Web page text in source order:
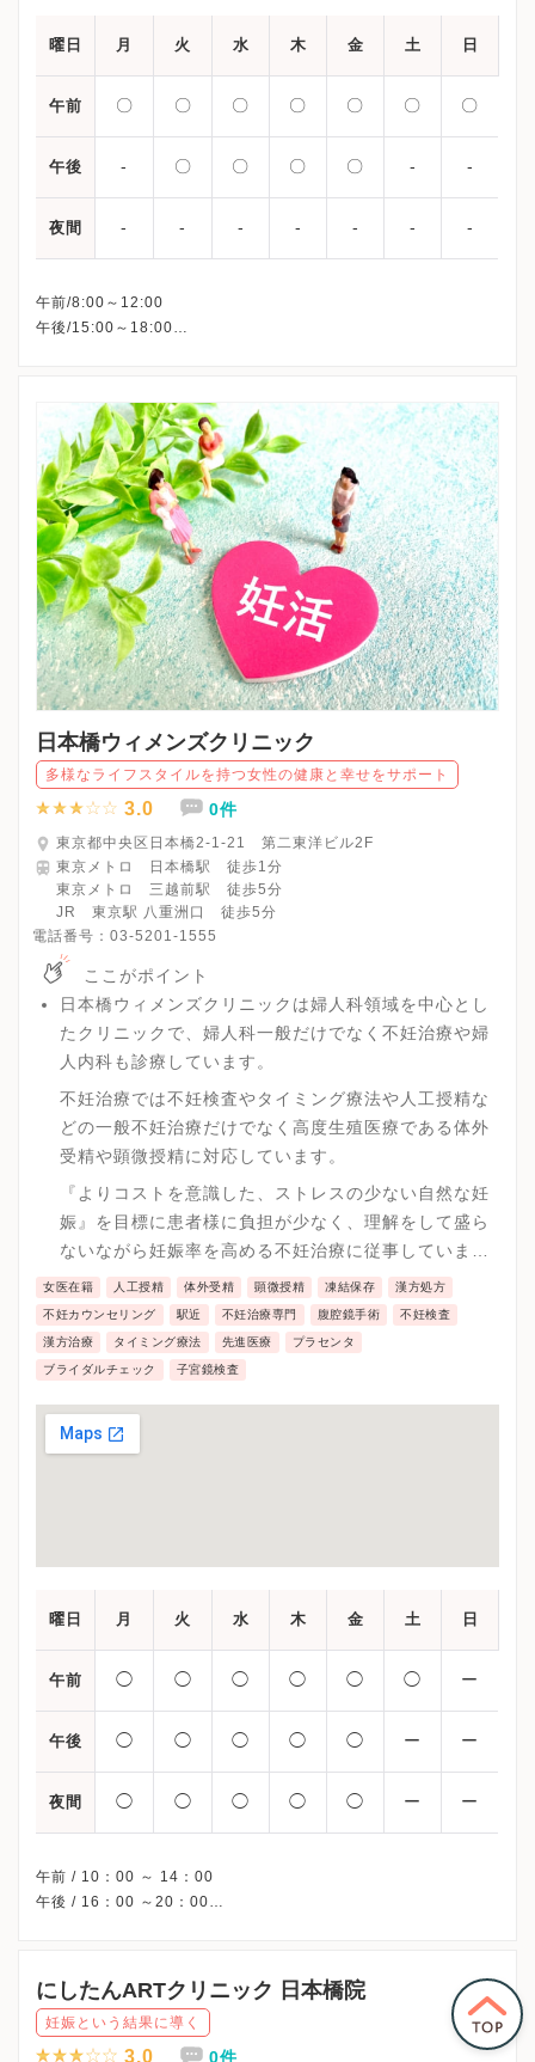
曜日 月 火 水 木 金 土 日
午前 〇 〇 〇 〇 〇 〇 〇
午後 - 〇 〇 〇 〇 - -
夜間 - - - - - - -
午前/8:00～12:00
午後/15:00～18:00
日本橋ウィメンズクリニック
多様なライフスタイルを持つ女性の健康と幸せをサポート
3.0 0件
東京都中央区日本橋2-1-21 第二東洋ビル2F
東京メトロ 日本橋駅 徒歩1分
東京メトロ 三越前駅 徒歩5分
JR 東京駅 八重洲口 徒歩5分
電話番号： 03-5201-1555
ここがポイント
日本橋ウィメンズクリニックは婦人科領域を中心とし
たクリニックで、婦人科一般だけでなく不妊治療や婦
人内科も診療しています。
不妊治療では不妊検査やタイミング療法や人工授精な
どの一般不妊治療だけでなく高度生殖医療である体外
受精や顕微授精に対応しています。
『よりコストを意識した、ストレスの少ない自然な妊
娠』を目標に患者様に負担が少なく、理解をして盛ら
ないながら妊娠率を高める不妊治療に従事していま
す。
女医在籍 人工授精 体外受精 顕微授精 凍結保存 漢方処方
不妊カウンセリング 駅近 不妊治療専門 腹腔鏡手術 不妊検査
漢方治療 タイミング療法 先進医療 プラセンタ
ブライダルチェック 子宮鏡検査
曜日 月 火 水 木 金 土 日
午前 ◯ ◯ ◯ ◯ ◯ ◯ ー
午後 ◯ ◯ ◯ ◯ ◯ ー ー
夜間 ◯ ◯ ◯ ◯ ◯ ー ー
午前 / 10：00 ～ 14：00
午後 / 16：00 ～20：00
にしたんARTクリニック 日本橋院
妊娠という結果に導く
3.0 0件